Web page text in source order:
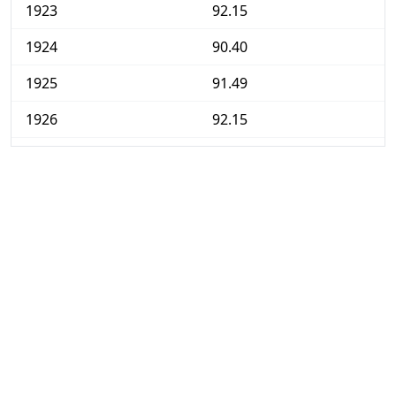
1923
92.15
1924
90.40
1925
91.49
1926
92.15